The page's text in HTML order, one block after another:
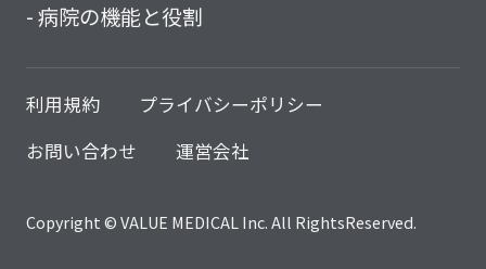
病院の機能と役割
利用規約
プライバシーポリシー
お問い合わせ
運営会社
Copyright © VALUE MEDICAL Inc. All RightsReserved.